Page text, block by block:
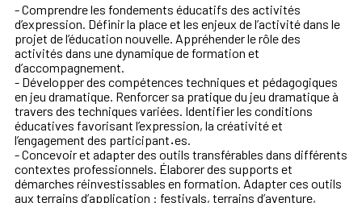
- Comprendre les fondements éducatifs des activités
d’expression. Définir la place et les enjeux de l’activité dans le
projet de l’éducation nouvelle. Appréhender le rôle des
activités dans une dynamique de formation et
d’accompagnement.
- Développer des compétences techniques et pédagogiques
en jeu dramatique. Renforcer sa pratique du jeu dramatique à
travers des techniques variées. Identifier les conditions
éducatives favorisant l’expression, la créativité et
l’engagement des participant·es.
- Concevoir et adapter des outils transférables dans différents
contextes professionnels. Élaborer des supports et
démarches réinvestissables en formation. Adapter ces outils
aux terrains d’application : festivals, terrains d’aventure,